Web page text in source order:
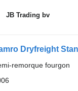
JB Trading bv
Dryfreight
remorque fourgon